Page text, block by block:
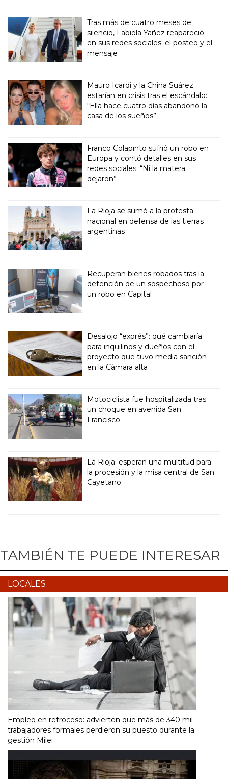
Tras más de cuatro meses de
silencio, Fabiola Yañez reapareció
en sus redes sociales: el posteo y el
mensaje
Mauro Icardi y la China Suárez
estarían en crisis tras el escándalo:
“Ella hace cuatro días abandonó la
casa de los sueños”
Franco Colapinto sufrió un robo en
Europa y contó detalles en sus
redes sociales: “Ni la matera
dejaron”
La Rioja se sumó a la protesta
nacional en defensa de las tierras
argentinas
Recuperan bienes robados tras la
detención de un sospechoso por
un robo en Capital
Desalojo “exprés”: qué cambiaría
para inquilinos y dueños con el
proyecto que tuvo media sanción
en la Cámara alta
Motociclista fue hospitalizada tras
un choque en avenida San
Francisco
La Rioja: esperan una multitud para
la procesión y la misa central de San
Cayetano
TAMBIÉN TE PUEDE INTERESAR
LOCALES
Empleo en retroceso: advierten que más de 340 mil
trabajadores formales perdieron su puesto durante la
gestión Milei